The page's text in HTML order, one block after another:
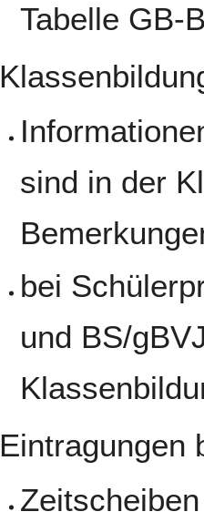
Tabelle GB-
sind in der
bei
und BS/
Eintragungen